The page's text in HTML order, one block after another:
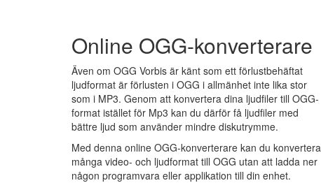
Online OGG-konverterare
Även om OGG Vorbis är känt som ett förlustbehäftat
ljudformat är förlusten i OGG i allmänhet inte lika stor
som i MP3. Genom att konvertera dina ljudfiler till OGG-
format istället för Mp3 kan du därför få ljudfiler med
bättre ljud som använder mindre diskutrymme.
Med denna online OGG-konverterare kan du konvertera
många video- och ljudformat till OGG utan att ladda ner
någon programvara eller applikation till din enhet.